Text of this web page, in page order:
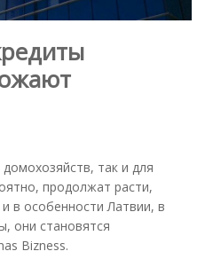
так и для
продолжат расти,
в особенности Латвии, в
они становятся
Bizness.